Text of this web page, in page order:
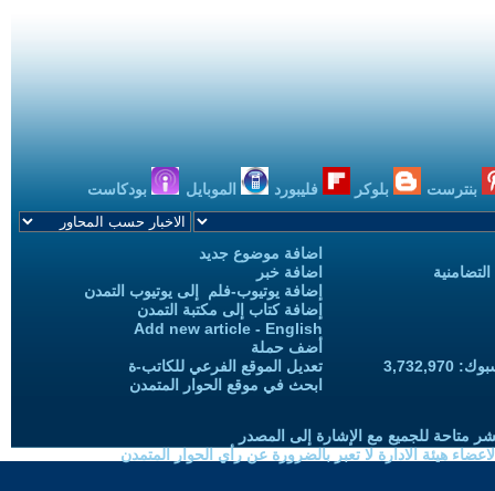
بنترست بلوكر فليبورد الموبايل بودكاست
اضافة موضوع جديد
اضافة خبر
إضافة يوتيوب-فلم إلى يوتيوب التمدن
إضافة كتاب إلى مكتبة التمدن
Add new article - English
أضف حملة
تعديل الموقع الفرعي للكاتب-ة
ابحث في موقع الحوار المتمدن
متاحة للجميع مع الإشارة إلى المصدر
هيئة الادارة لا تعبر بالضرورة عن رأي الحوار المتمدن